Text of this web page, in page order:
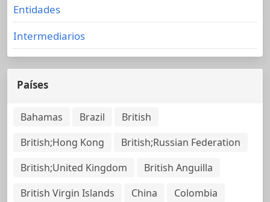
Entidades
Intermediarios
Países
Bahamas Brazil
British
British;Hong Kong
British;Russian Federation
British;United Kingdom
British Anguilla
British Virgin Islands
China
Colombia